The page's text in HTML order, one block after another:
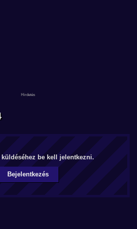
küldéséhez be kell jelentkezni.
Bejelentkezés